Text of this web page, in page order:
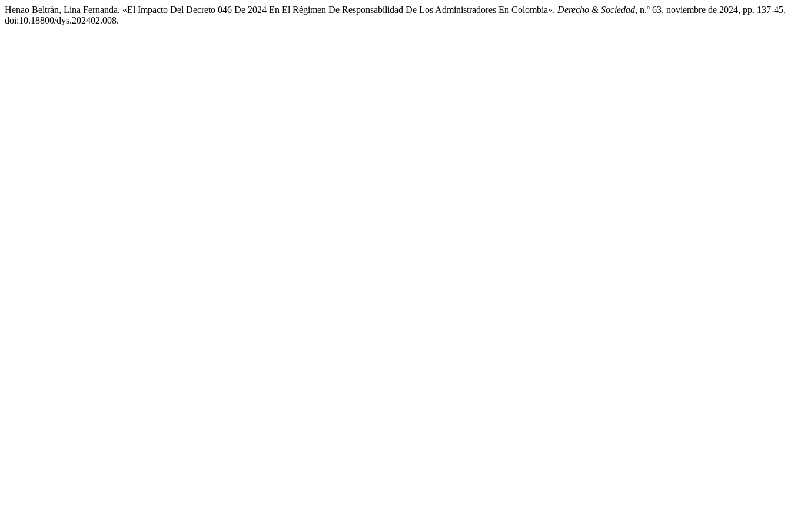
Henao Beltrán, Lina Fernanda. «El Impacto Del Decreto 046 De 2024 En El Régimen De Responsabilidad De Los Administradores En Colombia». Derecho & Sociedad, n.º 63, noviembre de 2024, pp. 137-45,
doi:10.18800/dys.202402.008.